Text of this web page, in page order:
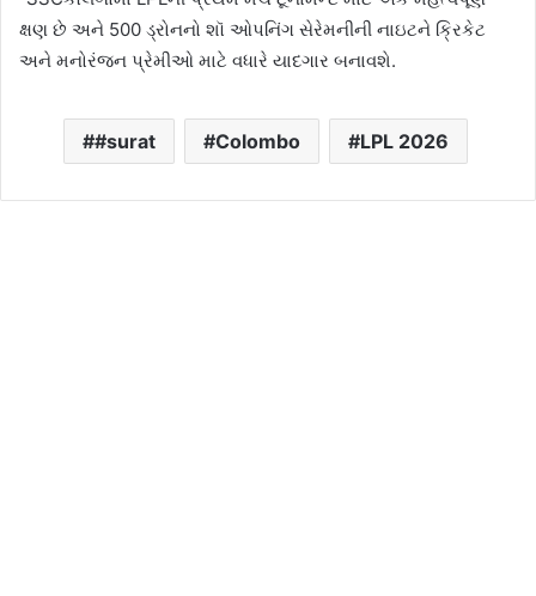
ક્ષણ છે અને 500 ડ્રોનનો શૉ ઓપનિંગ સેરેમનીની નાઇટને ક્રિકેટ
અને મનોરંજન પ્રેમીઓ માટે વધારે યાદગાર બનાવશે.
#surat Colombo LPL 2026